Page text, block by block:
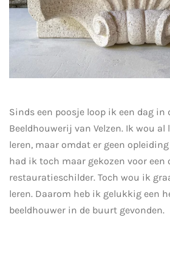
Sinds een poosje loop ik een dag in
Beeldhouwerij van Velzen. Ik wou al
leren, maar omdat er geen
had ik toch maar gekozen voor een
restauratieschilder. Toch wou ik
leren. Daarom heb ik gelukkig een
beeldhouwer in de buurt gevonden.